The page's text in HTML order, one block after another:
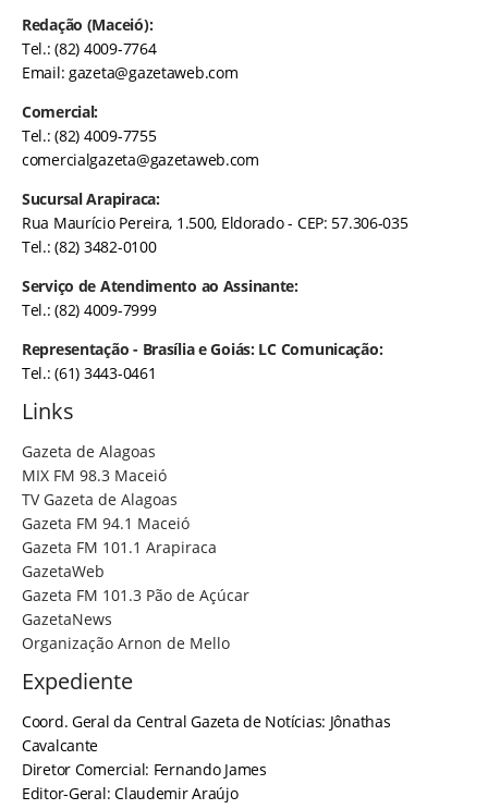
Redação (Maceió):
Tel.: (82) 4009-7764
Email:gazeta@gazetaweb.com
Comercial:
Tel.: (82) 4009-7755
comercialgazeta@gazetaweb.com
Sucursal Arapiraca:
Rua Maurício Pereira, 1.500, Eldorado - CEP: 57.306-035
Tel.: (82) 3482-0100
Serviço de Atendimento ao Assinante:
Tel.: (82) 4009-7999
Representação - Brasília e Goiás: LC Comunicação:
Tel.: (61) 3443-0461
Links
Gazeta de Alagoas
MIX FM 98.3 Maceió
TV Gazeta de Alagoas
Gazeta FM 94.1 Maceió
Gazeta FM 101.1 Arapiraca
GazetaWeb
Gazeta FM 101.3 Pão de Açúcar
GazetaNews
Organização Arnon de Mello
Expediente
Coord. Geral da Central Gazeta de Notícias: Jônathas
Cavalcante
Diretor Comercial: Fernando James
Editor-Geral: Claudemir Araújo